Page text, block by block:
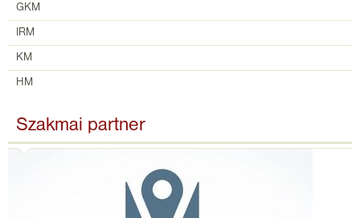
GKM
IRM
KM
HM
Szakmai partner